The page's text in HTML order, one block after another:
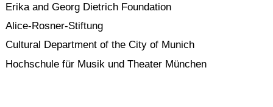
Erika and Georg Dietrich Foundation
Alice-Rosner-Stiftung
Cultural Department of the City of Munich
Hochschule für Musik und Theater München